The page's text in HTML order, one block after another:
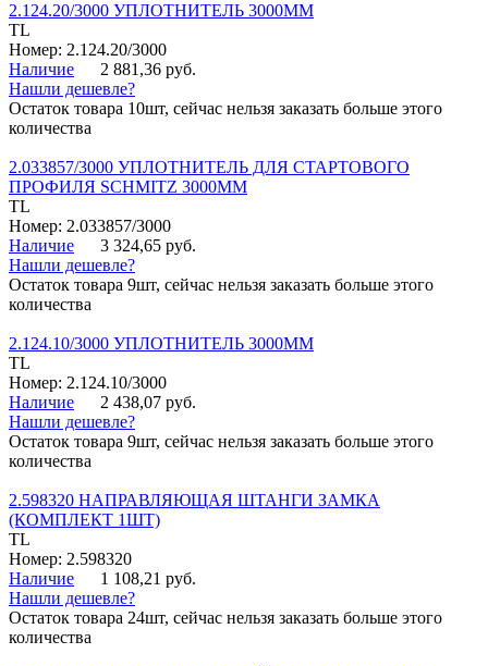
2.124.20/3000 УПЛОТНИТЕЛЬ 3000ММ
TL
Номер: 2.124.20/3000
Наличие
2 881,36 руб.
Нашли дешевле?
Остаток товара 10шт, сейчас нельзя заказать больше этого
количества
2.033857/3000 УПЛОТНИТЕЛЬ ДЛЯ СТАРТОВОГО
ПРОФИЛЯ SCHMITZ 3000ММ
TL
Номер: 2.033857/3000
Наличие
3 324,65 руб.
Нашли дешевле?
Остаток товара 9шт, сейчас нельзя заказать больше этого
количества
2.124.10/3000 УПЛОТНИТЕЛЬ 3000ММ
TL
Номер: 2.124.10/3000
Наличие
2 438,07 руб.
Нашли дешевле?
Остаток товара 9шт, сейчас нельзя заказать больше этого
количества
2.598320 НАПРАВЛЯЮЩАЯ ШТАНГИ ЗАМКА
(КОМПЛЕКТ 1ШТ)
TL
Номер: 2.598320
Наличие
1 108,21 руб.
Нашли дешевле?
Остаток товара 24шт, сейчас нельзя заказать больше этого
количества